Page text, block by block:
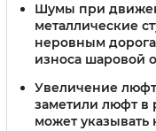
Шумы при
металлические
неровным
износа шаровой
Увеличение
заметили люфт в
может